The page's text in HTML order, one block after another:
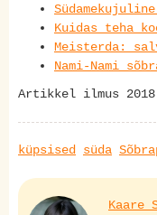
Südamekujuline
Kuidas teha
Meisterda:
Nami-Nami
Artikkel ilmus
küpsised süda
Kaare